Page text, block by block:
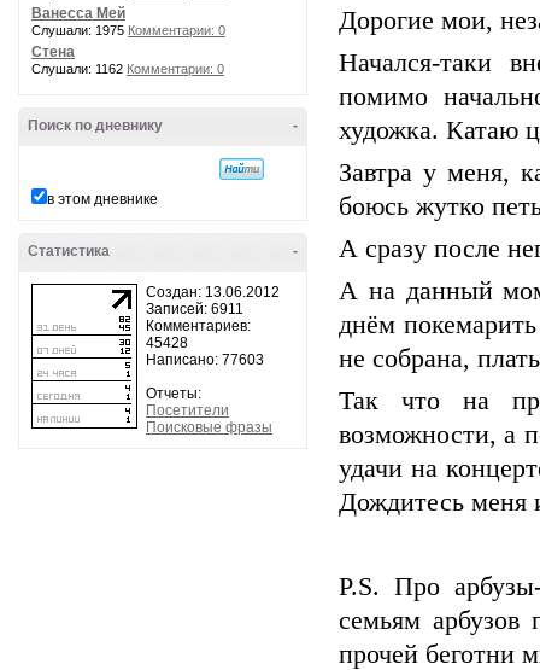
Ванесса Мей
Слушали: 1975 Комментарии: 0
Стена
Слушали: 1162 Комментарии: 0
-
Поиск по дневнику
в этом дневнике
-
Статистика
Создан: 13.06.2012
Записей: 6911
Комментариев:
45428
Написано: 77603
Отчеты:
Посетители
Поисковые фразы
Дорогие мои,
Начался-таки
помимо
художка. Катаю
Завтра у меня,
боюсь жутко
А сразу после
А на данный
днём
не собрана,
Так что на
возможности, а
удачи на
Дождитесь меня
P.S. Про
семьям
прочей беготни